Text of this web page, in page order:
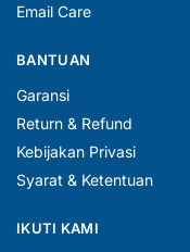
Email Care
BANTUAN
Garansi
Return & Refund
Kebijakan Privasi
Syarat & Ketentuan
IKUTI KAMI